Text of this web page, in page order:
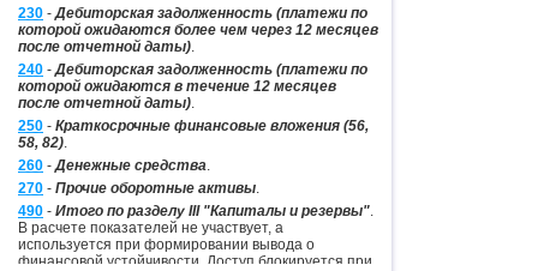
230 -Дебиторская задолженность (платежи по
которой ожидаются более чем через 12 месяцев
после отчетной даты).
240 -Дебиторская задолженность (платежи по
которой ожидаются в течение 12 месяцев
после отчетной даты).
250 - Краткосрочные финансовые вложения (56,
58, 82).
260 -Денежные средства.
270 - Прочие оборотные активы.
490 - Итого по разделу III "Капиталы и резервы".
В расчете показателей не участвует, а
используется при формировании вывода о
финансовой устойчивости. Доступ блокируется при